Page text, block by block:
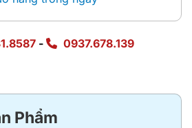
- 0937.678.139
Phẩm